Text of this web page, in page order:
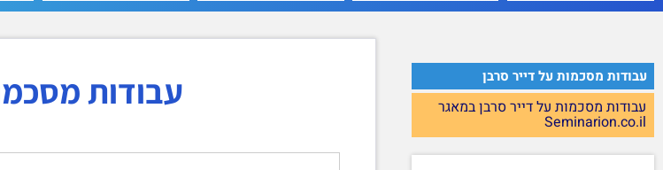
עבודות מסכמות על דייר סרבן
עבודות מסכמות על דייר סרבן במאגר
Seminarion.co.il
עבודות